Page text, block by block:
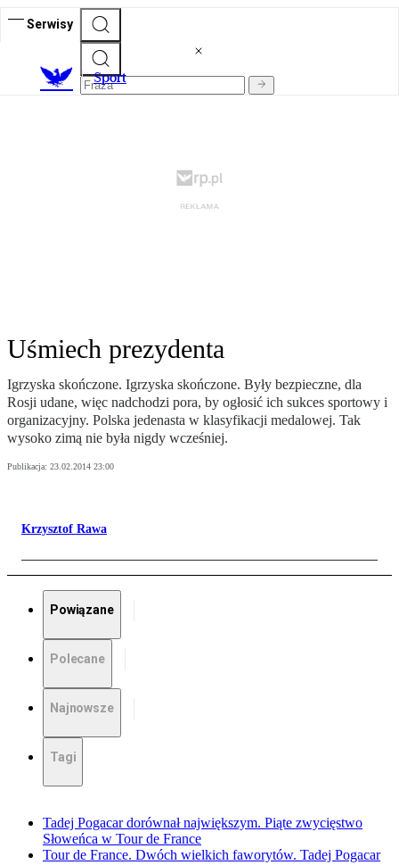
Serwisy
Sport
Uśmiech prezydenta
Igrzyska skończone. Igrzyska skończone. Były bezpieczne, dla
Rosji udane, więc nadchodzi pora, by ogłosić ich sukces sportowy i
organizacyjny. Polska jedenasta w klasyfikacji medalowej. Tak
wysoko zimą nie była nigdy wcześniej.
Publikacja: 23.02.2014 23:00
Krzysztof Rawa
Powiązane
Polecane
Najnowsze
Tagi
Tadej Pogacar dorównał największym. Piąte zwycięstwo
Słoweńca w Tour de France
Tour de France. Dwóch wielkich faworytów. Tadej Pogacar